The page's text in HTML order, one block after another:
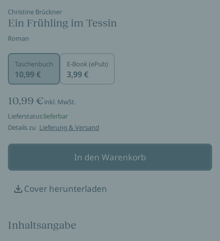
Christine Brückner
Ein Frühling im Tessin
Roman
Taschenbuch
10,99 €
E-Book (ePub)
3,99 €
10,99 €inkl. MwSt.
Lieferstatus:lieferbar
Details zu Lieferung & Versand
In den Warenkorb
Cover herunterladen
Inhaltsangabe